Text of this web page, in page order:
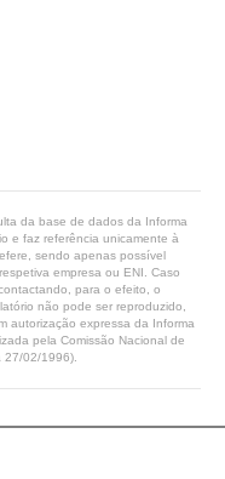
da base de dados da Informa
e faz referência unicamente à
sendo apenas possível
empresa ou ENI. Caso
para o efeito, o
não pode ser reproduzido,
autorização expressa da Informa
pela Comissão Nacional de
27/02/1996).